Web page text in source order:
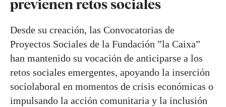
previenen retos sociales
Desde su creación, las Convocatorias de
Proyectos Sociales de la Fundación ”la Caixa”
han mantenido su vocación de anticiparse a los
retos sociales emergentes, apoyando la inserción
sociolaboral en momentos de crisis económicas o
impulsando la acción comunitaria y la inclusión